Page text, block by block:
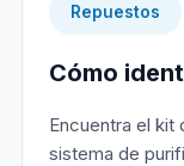
Repuestos
Cómo
Encuentra el
sistema de